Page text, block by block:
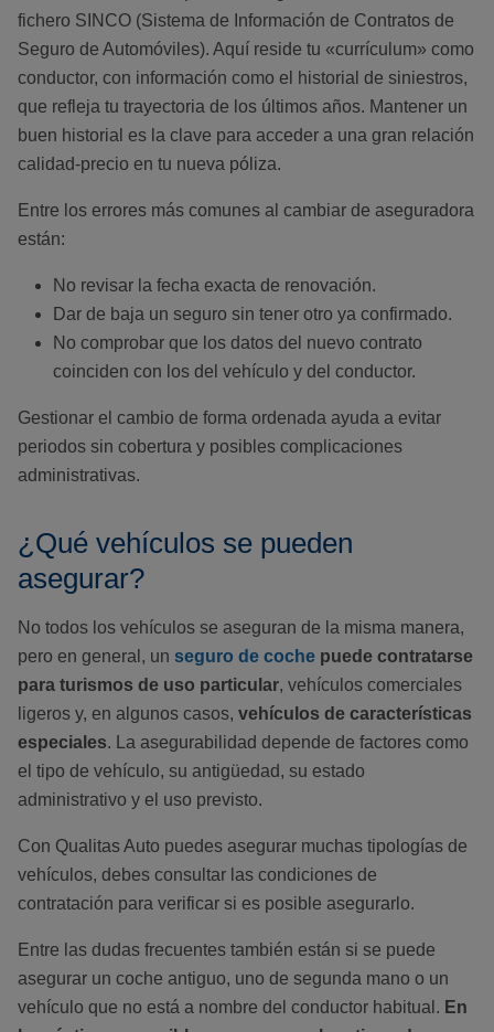
fichero SINCO (Sistema de Información de Contratos de
Seguro de Automóviles). Aquí reside tu «currículum» como
conductor, con información como el historial de siniestros,
que refleja tu trayectoria de los últimos años. Mantener un
buen historial es la clave para acceder a una gran relación
calidad-precio en tu nueva póliza.
Entre los errores más comunes al cambiar de aseguradora
están:
No revisar la fecha exacta de renovación.
Dar de baja un seguro sin tener otro ya confirmado.
No comprobar que los datos del nuevo contrato
coinciden con los del vehículo y del conductor.
Gestionar el cambio de forma ordenada ayuda a evitar
periodos sin cobertura y posibles complicaciones
administrativas.
¿Qué vehículos se pueden
asegurar?
No todos los vehículos se aseguran de la misma manera,
pero en general, un seguro de coche puede contratarse
para turismos de uso particular, vehículos comerciales
ligeros y, en algunos casos, vehículos de características
especiales. La asegurabilidad depende de factores como
el tipo de vehículo, su antigüedad, su estado
administrativo y el uso previsto.
Con Qualitas Auto puedes asegurar muchas tipologías de
vehículos, debes consultar las condiciones de
contratación para verificar si es posible asegurarlo.
Entre las dudas frecuentes también están si se puede
asegurar un coche antiguo, uno de segunda mano o un
vehículo que no está a nombre del conductor habitual. En